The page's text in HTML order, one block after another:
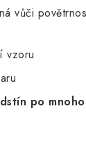
vůči
vzoru
po